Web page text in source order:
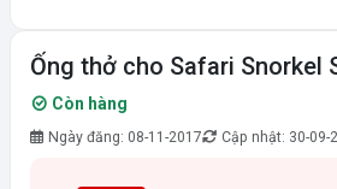
Ống thở cho Safari Snorkel
Còn hàng
Ngày đăng: 08-11-2017 Cập nhật: 30-09-